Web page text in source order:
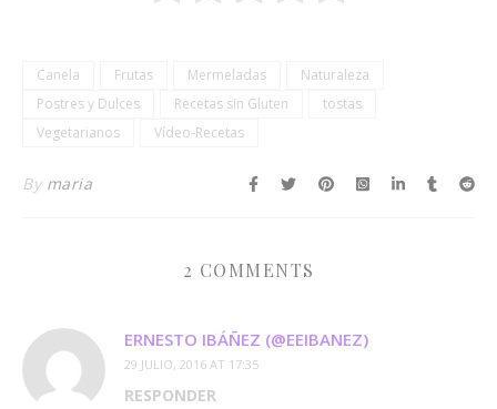
Canela Frutas Mermeladas
Naturaleza
Postres y Dulces
Recetas sin Gluten
tostas
Vegetarianos
Vídeo-Recetas
By maria
2 COMMENTS
ERNESTO IBÁÑEZ (@EEIBANEZ)
29 JULIO, 2016 AT 17:35
RESPONDER